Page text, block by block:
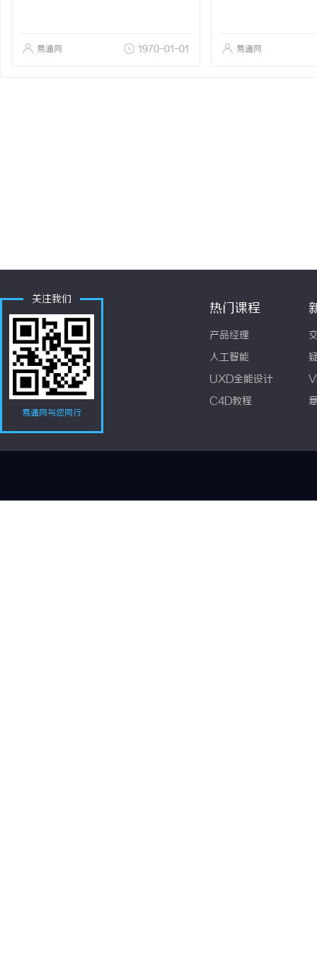
易通网 1970-01-01 易通网
关注我们
易通网与您同行
热门课程
产品经理
人工智能
UXD全能设计
C4D教程